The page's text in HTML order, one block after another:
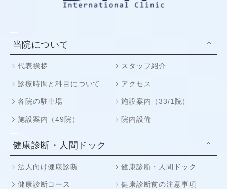
当院について
代表挨拶 スタッフ紹介
診療時間と科目について アクセス
各院の駐車場 施設案内（33/1院）
施設案内（49院） 院内設備
健康診断・人間ドック
法人向け健康診断 健康診断・人間ドック
健康診断コース 健康診断前の注意事項